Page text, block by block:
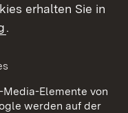
erhalten Sie in
.
Elemente von
werden auf der